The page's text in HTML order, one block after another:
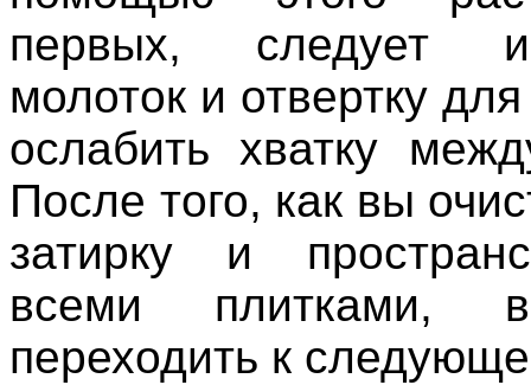
первых, следует
молоток и отвертку
ослабить хватку
После того, как вы
затирку и
всеми плитками,
переходить к